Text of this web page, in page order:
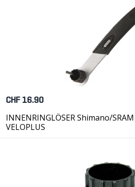
CHF 16.90
INNENRINGLÖSER Shimano/
VELOPLUS